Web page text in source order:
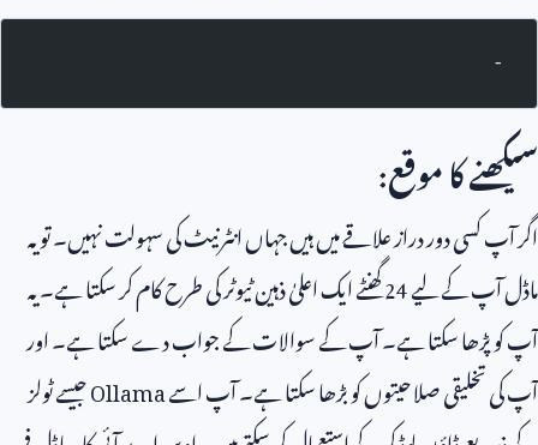
-
سیکھنے کا موقع:
اگر آپ کسی دور دراز علاقے میں ہیں جہاں انٹرنیٹ کی سہولت نہیں۔ تو یہ
ماڈل آپ کے لیے24گھنٹے ایک اعلیٰ ذہین ٹیوٹر کی طرح کام کر سکتا ہے۔ یہ
آپ کو پڑھا سکتا ہے۔ آپ کے سوالات کے جواب دے سکتا ہے۔ اور
آپ کی تخلیقی صلاحیتوں کو بڑھا سکتا ہے۔ آپ اسےOllamaجیسے ٹولز